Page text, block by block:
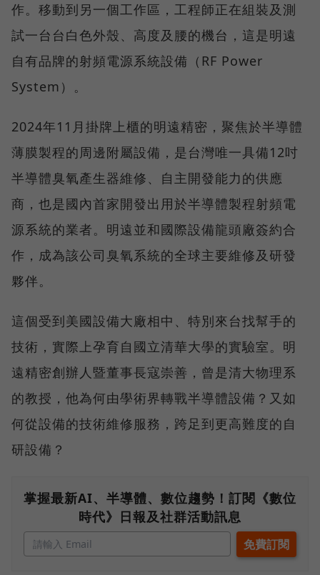
作。移動到另一個工作區，工程師正在組裝及測
試一台台白色外殼、高度及腰的機台，這是明遠
自有品牌的射頻電源系統設備（RF Power
System）。
2024年11月掛牌上櫃的明遠精密，聚焦於半導體
薄膜製程的周邊附屬設備，是台灣唯一具備12吋
半導體臭氧產生器維修、自主開發能力的供應
商，也是國內首家開發出用於半導體製程射頻電
源系統的業者。明遠並和國際設備龍頭廠簽約合
作，成為該公司臭氧系統的全球主要維修及研發
夥伴。
這個受到美國設備大廠相中、特別來台找幫手的
技術，實際上孕育自國立清華大學的實驗室。明
遠精密創辦人暨董事長寇崇善，曾是清大物理系
的教授，他為何由學術界轉戰半導體設備？又如
何從設備的技術維修服務，跨足到更高難度的自
研設備？
掌握最新AI、半導體、數位趨勢！訂閱《數位
時代》日報及社群活動訊息